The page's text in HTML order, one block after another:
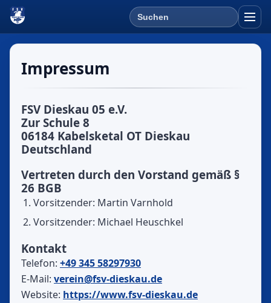
Suchen
Menü
Impressum
FSV Dieskau 05 e.V.
Zur Schule 8
06184 Kabelsketal OT Dieskau
Deutschland
Vertreten durch den Vorstand gemäß §
26 BGB
Vorsitzender: Martin Varnhold
Vorsitzender: Michael Heuschkel
Kontakt
Telefon: +49 345 58297930
E-Mail: verein@fsv-dieskau.de
Website: https://www.fsv-dieskau.de